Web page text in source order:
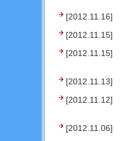
[2012.11.16]
[2012.11.15]
[2012.11.15]
[2012.11.13]
[2012.11.12]
[2012.11.06]